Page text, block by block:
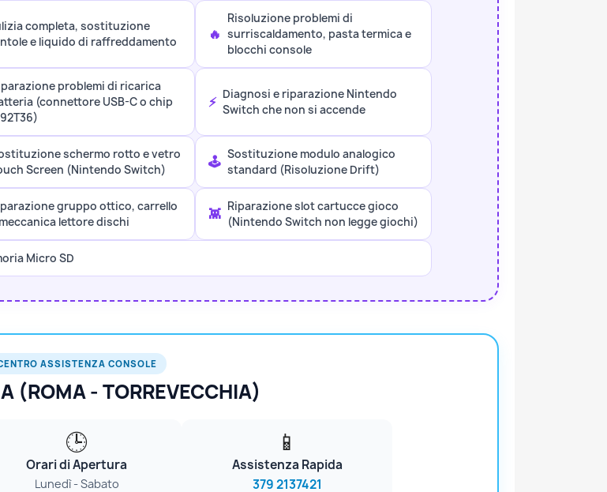
completa, sostituzione
e liquido di raffreddamento
🔥
Risoluzione problemi di
surriscaldamento, pasta termica e
blocchi console
problemi di ricarica
(connettore USB-C o chip
⚡ Diagnosi e riparazione Nintendo
Switch che non si accende
schermo rotto e vetro
Screen (Nintendo Switch)
🕹️ Sostituzione modulo analogico
standard (Risoluzione Drift)
gruppo ottico, carrello
lettore dischi
👾 Riparazione slot cartucce gioco
(Nintendo Switch non legge giochi)
Micro SD
ASSISTENZA CONSOLE
(ROMA - TORREVECCHIA)
🕒
Orari di Apertura
Lunedì - Sabato
📱
Assistenza Rapida
379 2137421